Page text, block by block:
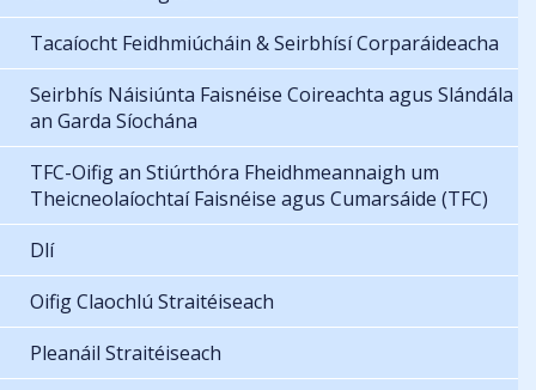
Tacaíocht Feidhmiúcháin & Seirbhísí Corparáideacha
Seirbhís Náisiúnta Faisnéise Coireachta agus Slándála
an Garda Síochána
TFC-Oifig an Stiúrthóra Fheidhmeannaigh um
Theicneolaíochtaí Faisnéise agus Cumarsáide (TFC)
Dlí
Oifig Claochlú Straitéiseach
Pleanáil Straitéiseach